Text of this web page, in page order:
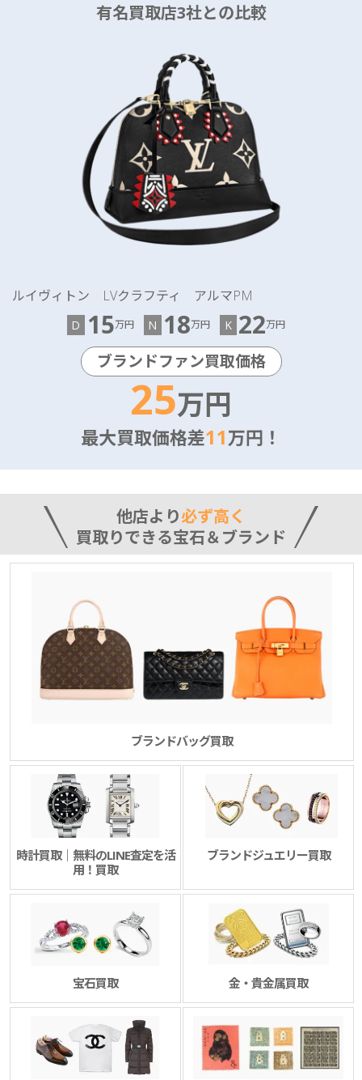
有名買取店3社との比較
ルイヴィトン LVクラフティ アルマPM
D 15万円 N 18万円 K 22万円
ブランドファン買取価格
25万円
最大買取価格差11万円！
他店より必ず高く
買取りできる宝石＆ブランド
ブランドバッグ買取
時計買取｜無料のLINE査定を活
用！買取
ブランドジュエリー買取
宝石買取 金・貴金属買取